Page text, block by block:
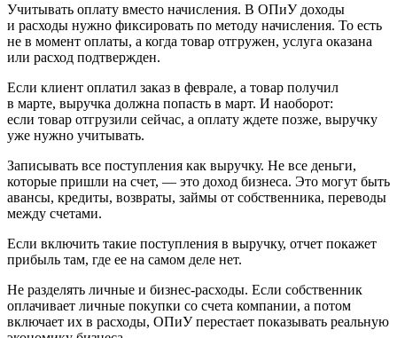
Учитывать оплату вместо начисления. В ОПиУ доходы
и расходы нужно фиксировать по методу начисления. То есть
не в момент оплаты, а когда товар отгружен, услуга оказана
или расход подтвержден.
Если клиент оплатил заказ в феврале, а товар получил
в марте, выручка должна попасть в март. И наоборот:
если товар отгрузили сейчас, а оплату ждете позже, выручку
уже нужно учитывать.
Записывать все поступления как выручку. Не все деньги,
которые пришли на счет, — это доход бизнеса. Это могут быть
авансы, кредиты, возвраты, займы от собственника, переводы
между счетами.
Если включить такие поступления в выручку, отчет покажет
прибыль там, где ее на самом деле нет.
Не разделять личные и бизнес-расходы. Если собственник
оплачивает личные покупки со счета компании, а потом
включает их в расходы, ОПиУ перестает показывать реальную